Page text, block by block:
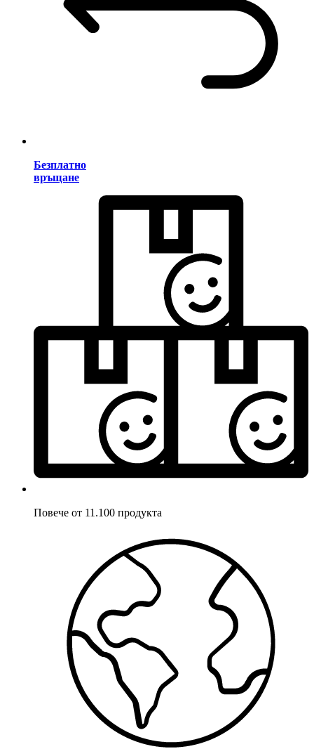
Безплатно
връщане
Повече от 11.100 продукта